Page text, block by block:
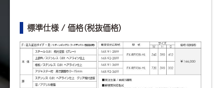
標準仕様 / 価格（税抜価格）